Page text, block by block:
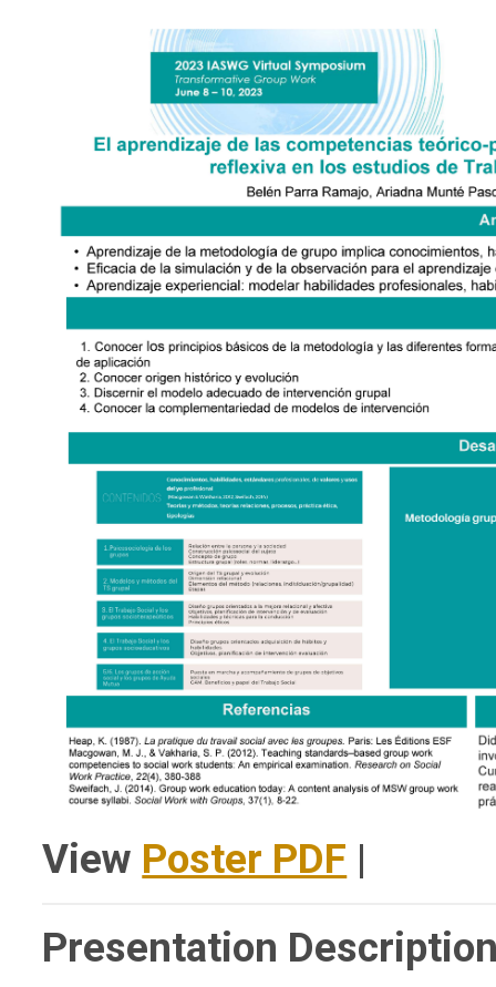
View Poster PDF |
Presentation